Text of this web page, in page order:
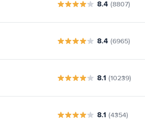
8.4 (8807)
8.4 (6965)
8.1 (10239)
8.1 (4354)